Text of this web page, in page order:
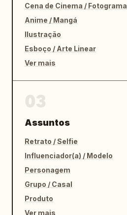
Cena de Cinema / Fotograma
Anime / Mangá
Ilustração
Esboço / Arte Linear
Ver mais
Assuntos
Retrato / Selfie
Influenciador(a) / Modelo
Personagem
Grupo / Casal
Produto
Ver mais